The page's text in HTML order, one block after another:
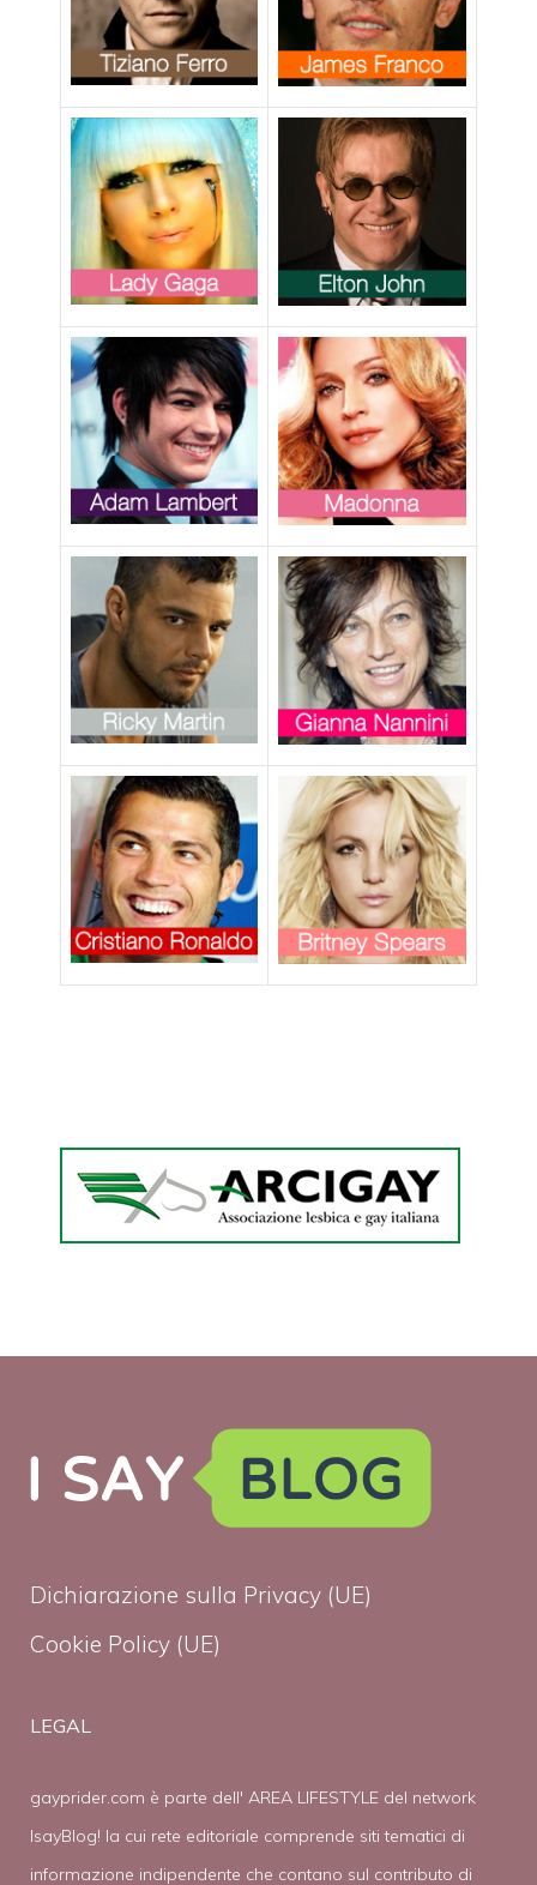
Dichiarazione sulla Privacy (UE)
Cookie Policy (UE)
LEGAL
gayprider.com è parte dell' AREA LIFESTYLE del network
IsayBlog! la cui rete editoriale comprende siti tematici di
informazione indipendente che contano sul contributo di